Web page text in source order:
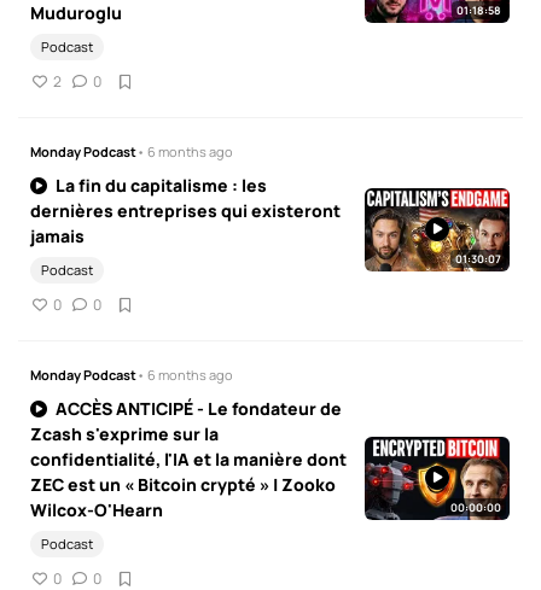
Muduroglu
Podcast
2 0
01:18:58
Monday Podcast• 6 months ago
La fin du capitalisme : les
dernières entreprises qui existeront
jamais
Podcast
0 0
01:30:07
Monday Podcast• 6 months ago
ACCÈS ANTICIPÉ - Le fondateur de
Zcash s'exprime sur la
confidentialité, l'IA et la manière dont
ZEC est un « Bitcoin crypté » | Zooko
Wilcox-O'Hearn
Podcast
0 0
00:00:00